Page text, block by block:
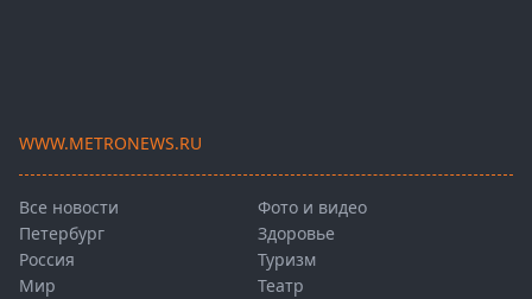
WWW.METRONEWS.RU
Все новости
Петербург
Россия
Мир
Фото и видео
Здоровье
Туризм
Театр